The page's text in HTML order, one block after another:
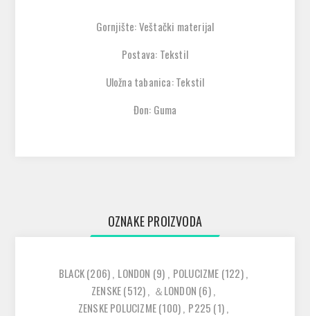
Gornjište: Veštački materijal
Postava: Tekstil
Uložna tabanica: Tekstil
Đon: Guma
OZNAKE PROIZVODA
BLACK(206), LONDON (9) , POLUCIZME (122),
ZENSKE(512), ＆LONDON (6),
ZENSKE POLUCIZME(100), P225 (1),